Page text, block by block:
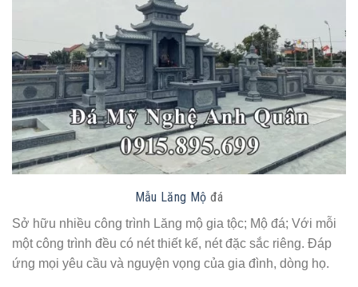
Mẫu Lăng Mộ đá
Sở hữu nhiều công trình Lăng mộ gia tộc; Mộ đá; Với mỗi
một công trình đều có nét thiết kế, nét đặc sắc riêng. Đáp
ứng mọi yêu cầu và nguyện vọng của gia đình, dòng họ.